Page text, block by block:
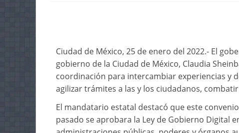
Ciudad de México, 25 de enero del 2022.- El
gobierno de la Ciudad de México, Claudia
coordinación para intercambiar experiencias y
agilizar trámites a las y los ciudadanos,
El mandatario estatal destacó que este
pasado se aprobara la Ley de Gobierno Digital